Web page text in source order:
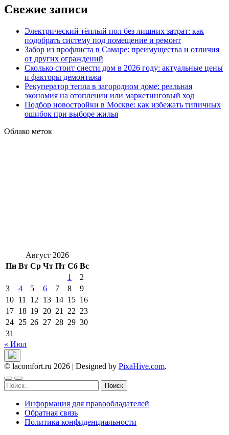
Свежие записи
Электрический тёплый пол без лишних затрат: как
подобрать систему под помещение и ремонт
Забор из профлиста в Самаре: преимущества и отличия
от других ограждений
Сколько стоит снести дом в 2026 году: актуальные цены
и факторы демонтажа
Рекуператор тепла в загородном доме: реальная
экономия на отоплении или маркетинговый ход
Подбор новостройки в Москве: как избежать типичных
ошибок при выборе жилья
Облако меток
Август 2026
Пн Вт Ср Чт Пт Сб Вс
1
2
3
4 5 6 7 8
9
10 11 12 13 14 15 16
17 18 19 20 21 22 23
24 25 26 27 28 29 30
31
« Июл
© lacomfort.ru 2026 | Designed by PixaHive.com.
Найти:
Информация для правообладателей
Обратная связь
Политика конфиденциальности